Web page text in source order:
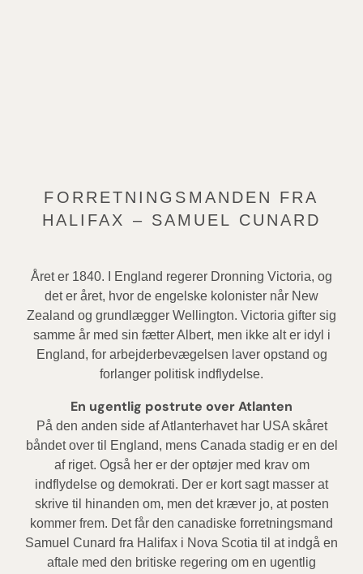
FORRETNINGSMANDEN FRA
HALIFAX – SAMUEL CUNARD
Året er 1840. I England regerer Dronning Victoria, og
det er året, hvor de engelske kolonister når New
Zealand og grundlægger Wellington. Victoria gifter sig
samme år med sin fætter Albert, men ikke alt er idyl i
England, for arbejderbevægelsen laver opstand og
forlanger politisk indflydelse.
En ugentlig postrute over Atlanten
På den anden side af Atlanterhavet har USA skåret
båndet over til England, mens Canada stadig er en del
af riget. Også her er der optøjer med krav om
indflydelse og demokrati. Der er kort sagt masser at
skrive til hinanden om, men det kræver jo, at posten
kommer frem. Det får den canadiske forretningsmand
Samuel Cunard fra Halifax i Nova Scotia til at indgå en
aftale med den britiske regering om en ugentlig